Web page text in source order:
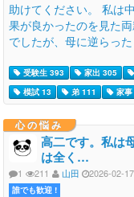
助けてください。 私は
果が良かったのを見た
でしたが、母に逆らっ
受験生 393 家出 305
模試 13
弟 111 家事
心の悩み
高二です。私は
は全く…
1 211 山田 2026-02-
誰でも歓迎 !